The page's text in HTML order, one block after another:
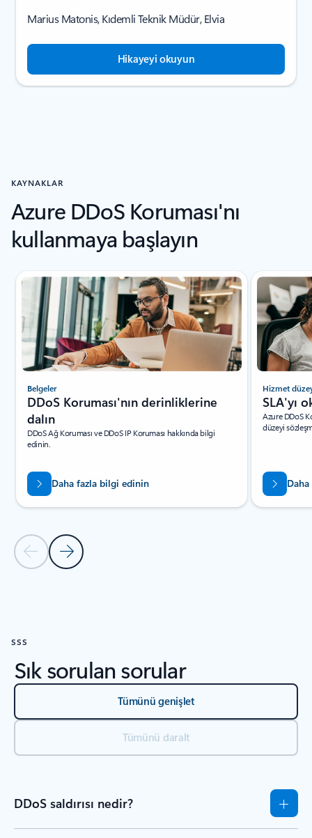
Marius Matonis, Kıdemli Teknik Müdür, Elvia
Hikayeyi okuyun
KAYNAKLAR
Azure DDoS Koruması'nı
kullanmaya başlayın
Slayt 1/5 gösteriliyor
Önceki SlaytSonraki Slayt
Belgeler
DDoS Koruması'nın derinliklerine
dalın
DDoS Ağ Koruması ve DDoS IP Koruması hakkında bilgi
edinin.
Daha fazla bilgi edinin
Hizmet
SLA'yı
Azure DDoS
düzeyi
SSS
Sık sorulan sorular
Tümünü genişlet
Tümünü daralt
DDoS saldırısı nedir?